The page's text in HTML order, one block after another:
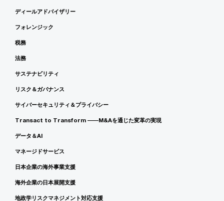
ディールアドバイザリー
フォレンジック
税務
法務
サステナビリティ
リスク＆ガバナンス
サイバーセキュリティ＆プライバシー
Transact to Transform ――M&Aを通じた変革の実現
データ＆AI
マネージドサービス
日本企業の海外事業支援
海外企業の日本展開支援
地政学リスクマネジメント対応支援